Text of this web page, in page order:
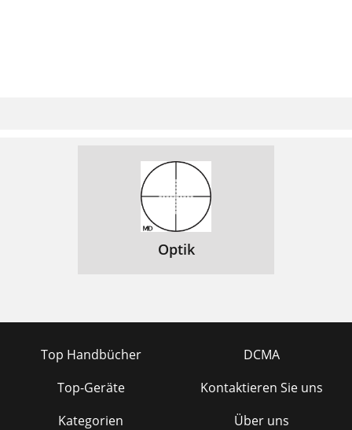
Optik
Top Handbücher
Top-Geräte
Kategorien
DCMA
Kontaktieren Sie uns
Über uns